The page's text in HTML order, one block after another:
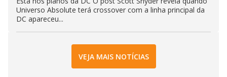
Universo Absolute terá crossover com a linha principal da
DC apareceu...
VEJA MAIS NOTÍCIAS